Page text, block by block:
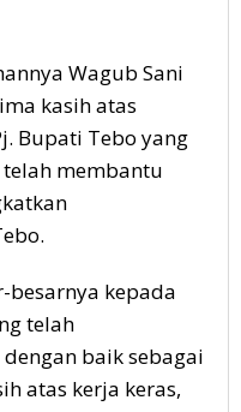
Wagub Sani
kasih atas
Bupati Tebo yang
membantu
besarnya kepada
telah
baik sebagai
atas kerja keras,